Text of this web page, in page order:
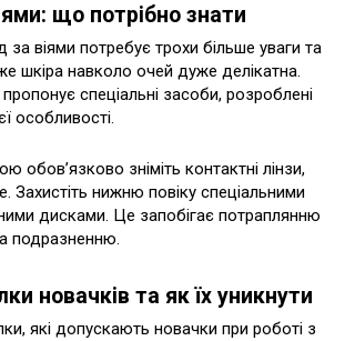
що потрібно знати
віями потребує трохи більше уваги та
шкіра навколо очей дуже делікатна.
спеціальні засоби, розроблені
особливості.
обов’язково зніміть контактні лінзи,
Захистіть нижню повіку спеціальними
дисками. Це запобігає потраплянню
подразненню.
новачків та як їх уникнути
які допускають новачки при роботі з